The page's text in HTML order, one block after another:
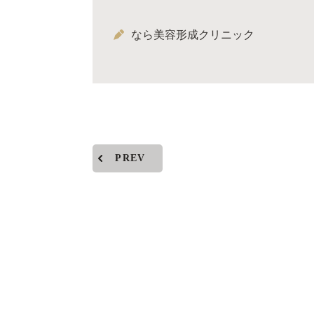
なら美容形成クリニック
PREV